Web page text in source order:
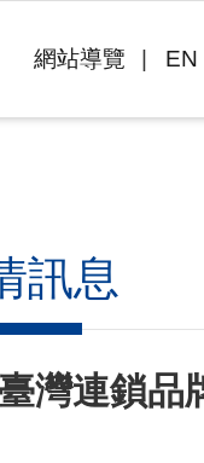
網站導覽 EN
訊息
灣連鎖